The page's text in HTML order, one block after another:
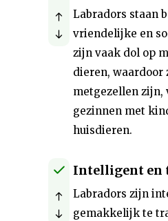
Labradors staan
vriendelijke en
zijn vaak dol op
dieren, waardoor
metgezellen zijn,
gezinnen met
huisdieren.
Intelligent en
Labradors zijn
gemakkelijk te